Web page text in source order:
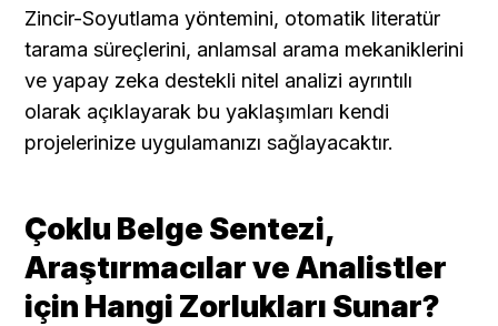
Zincir-Soyutlama yöntemini, otomatik literatür
tarama süreçlerini, anlamsal arama mekaniklerini
ve yapay zeka destekli nitel analizi ayrıntılı
olarak açıklayarak bu yaklaşımları kendi
projelerinize uygulamanızı sağlayacaktır.
Çoklu Belge Sentezi,
Araştırmacılar ve Analistler
için Hangi Zorlukları Sunar?